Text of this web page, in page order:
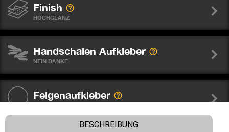
Finish
HOCHGLANZ
Handschalen Aufkleber
NEIN DANKE
Felgenaufkleber
BESCHREIBUNG